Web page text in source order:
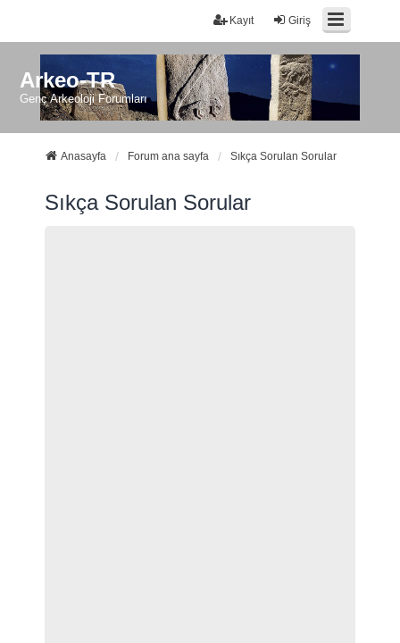
Giriş
Kayıt
Arkeo-TR
Genç Arkeoloji Forumları
Anasayfa Forum ana sayfa Sıkça Sorulan Sorular
Sıkça Sorulan Sorular